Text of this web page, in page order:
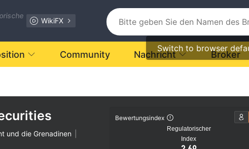
WikiFX
Switch to browser
Community Nachricht Broker
und die Grenadinen
Bewertungsindex
Regulatorischer
Index